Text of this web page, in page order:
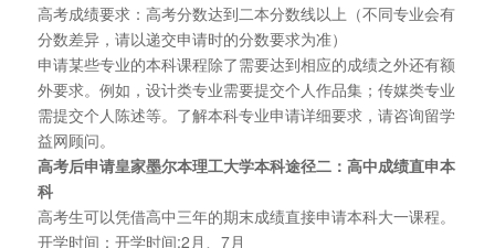
高考成绩要求：高考分数达到二本分数线以上（不同专业会有
分数差异，请以递交申请时的分数要求为准）
申请某些专业的本科课程除了需要达到相应的成绩之外还有额
外要求。例如，设计类专业需要提交个人作品集；传媒类专业
需提交个人陈述等。了解本科专业申请详细要求，请咨询留学
益网顾问。
高考后申请皇家墨尔本理工大学本科途径二：高中成绩直申本
科
高考生可以凭借高中三年的期末成绩直接申请本科大一课程。
开学时间：开学时间:2月、7月